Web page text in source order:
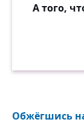
А того,
Обжёгшись